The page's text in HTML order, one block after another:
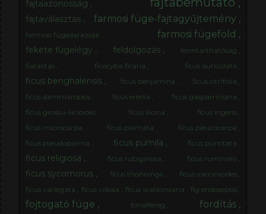
fajtaazonosság
fajtaválasztás farmosi füge-fajtagyűjtemény
farmosi fügedarazsak farmosi fügeföld
fekete fügelégy feldolgozás
fenntarthatóság
fiatalítás
ficocyba ficaria ficus auriculata
ficus benghalensis ficus benjamina
ficus citrifolia
ficus dammaropsis
ficus erecta
ficus gasparriniana
ficus grossu-larioides
ficus ilicina
ficus ingens
ficus microcarpa
ficus palmata
ficus pleurocarpa
ficus pseudopalma
ficus pumila ficus punctata
ficus religiosa ficus rubiginosa ficus ruminalis
ficus sycomorus ficus thonningii
ficus vaccinioides
ficus variegata
ficus villosa ficus watkinsiana fig endosepsis
fojtogató füge fonalféreg fordítás